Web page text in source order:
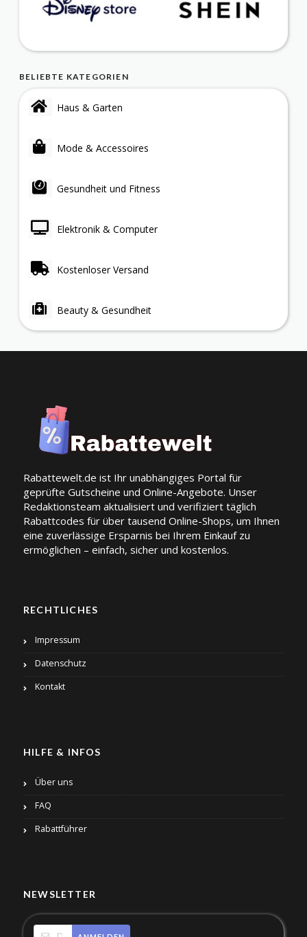
BELIEBTE KATEGORIEN
Haus & Garten
Mode & Accessoires
Gesundheit und Fitness
Elektronik & Computer
Kostenloser Versand
Beauty & Gesundheit
Rabattewelt.de ist Ihr unabhängiges Portal für
geprüfte Gutscheine und Online-Angebote. Unser
Redaktionsteam aktualisiert und verifiziert täglich
Rabattcodes für über tausend Online-Shops, um Ihnen
eine zuverlässige Ersparnis bei Ihrem Einkauf zu
ermöglichen – einfach, sicher und kostenlos.
RECHTLICHES
Impressum
Datenschutz
Kontakt
HILFE & INFOS
Über uns
FAQ
Rabattführer
NEWSLETTER